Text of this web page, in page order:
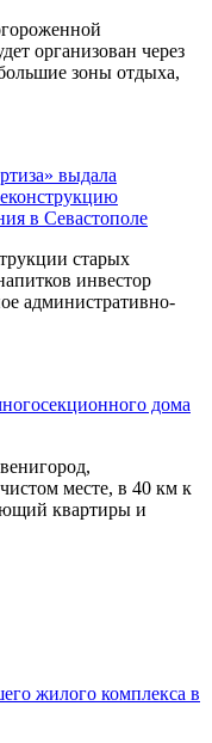
организован через
зоны отдыха,
выдала
в Севастополе
старых
инвестор
административно-
дома
месте, в 40 км к
квартиры и
жилого комплекса в